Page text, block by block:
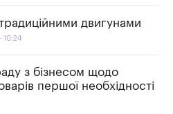
двигунами
10:24
з бізнесом щодо
першої необхідності